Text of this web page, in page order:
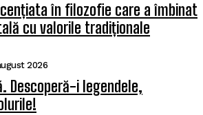
în filozofie care a îmbinat
cu valorile tradiționale
2026
Descoperă-i legendele,